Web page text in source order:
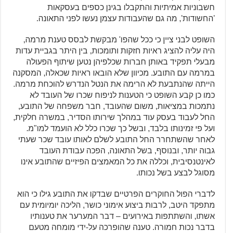
חשבוניות אמיתיות והתקבלו בגינן כספים בעסקאות
'החשודות', מה גם שהעבודות עצמן נעשו לפני התאונה.
השופט לבני ציין כי ככל שהפו' מבקשת לבסס טענת מרמה,
היה עליה להציג ראיות חזקות ותומכות, בין היתר בגביית עדות
מבעלי תפקיד באותן חברות שכלפיהן נטען שיתוף הפעולה
במרמה עם התובע. מכיוון שלא הובאו ראיות שכאלה, המסקנה
הייתה שהנתבעת לא הרימה את הנטל הנדרש להוכחת מרמה.
כמו כן קבע השופט כי הטענות לניפוח שכרו של העובד לא
נתמכות במציאות, משום שהעובד, חבר משפחה של התובע,
החל לעבוד בעסק עוד במהלך שירותו הסדיר, במשרה חלקית,
ועל פי זמינותו בלבד, ובשל כך שכרו כלל לא הועמד למו"מ.
לאחר שהשתחרר החל התובע לשלם לאותו עובד שכר שעתי
גבוה יותר, ובנוסף, בשל התאונה, הפכה עבודת העובד
לאינטנסיבית, וכללה את כל המאמצים הפיזיים שהתובע אינו
מסוגל לבצע בשל נכותו.
לדברי הפול החוקרים הפרטיים שבדקו את התובע גילו כי הוא
מתפקד היטב, לרבות ביצוע אימוני כושר, הליכה יומיומית עם
אשתו, והשתתפות באירועים – דבר המערער את טענותיו
בדבר נכות חמורה. טענה שהופרכה על-ידי מומחה מטעם